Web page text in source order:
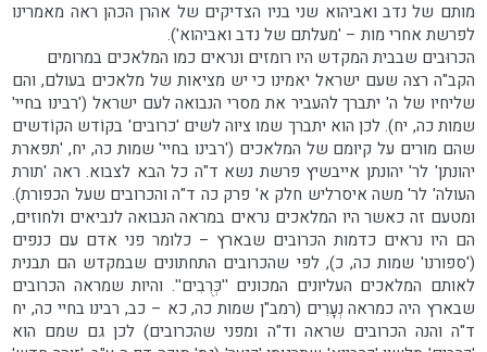
מותם של נדב ואביהוא שני בניו הצדיקים של אהרן הכהן ראה מאמרינו
לפרשת אחרי מות – 'מעלתם של נדב ואביהוא').
הכרוּבים שבבית המקדש היו רומזים ונראים כמו המלאכים במרומים
הקב"ה רצה שעם ישראל יאמינו כי יש מציאות של מלאכים בעולם, והם
שליחיו של ה' יתברך להעביר את מסרי הנבואה לעם ישראל ('רבינו בחיי'
שמות כה, יח). לכן הוא יתברך שמו ציוה לשים 'כרובים' בקוֹדש הקוֹדשים
שהם מורים על קיומם של המלאכים ('רבינו בחיי' שמות כה, יח, 'תפארת
יהונתן' לר' יהונתן אייבשיץ פרשת נשא ד"ה כל הבא לצבוא. ראה 'תורת
העולה' לר' משה איסרליש חלק א' פרק כה ד"ה והכרובים שעל הכפורת).
ומטעם זה כאשר היו המלאכים נראים במראה הנבואה לנביאים ולחוזים,
הם היו נראים כדמות הכרובים שבארץ – כלומר פני אדם עם כנפים
('ספורנו' שמות כה, כ), לפי שהכרובים התחתונים שבמקדש הם תבנית
לאותם המלאכים העליונים המכונים ''כְּרֻבִים''. והיות שמראה הכרובים
שבארץ היה כמראה נְעָרִים (רמב"ן שמות כה, כא – כב, רבינו בחיי כה, יח
ד"ה והנה הכרובים שראה וד"ה ומפני שהכרובים) לכן גם שמם הוא